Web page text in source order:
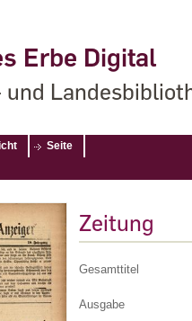
Erbe Digital
Seite
Zeitung
Gesamttitel
Ausgabe